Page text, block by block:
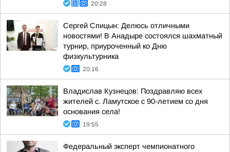
20:28
Сергей Спицын: Делюсь отличными
новостями! В Анадыре состоялся шахматный
турнир, приуроченный ко Дню
физкультурника
20:16
Владислав Кузнецов: Поздравляю всех
жителей с. Ламутское с 90-летием со дня
основания села!
19:55
Федеральный эксперт чемпионатного